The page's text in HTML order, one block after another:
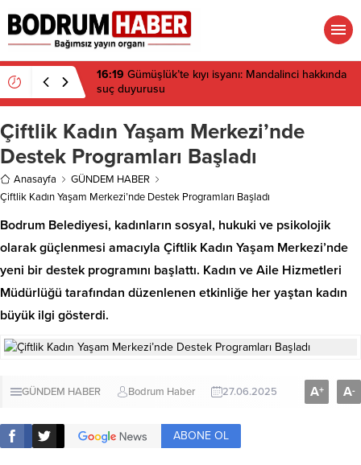
16:19 Gümüşlük’te kıyı isyanı: Mandalinci hakkında
suç duyurusu
Çiftlik Kadın Yaşam Merkezi’nde
Destek Programları Başladı
Anasayfa
GÜNDEM HABER
Çiftlik Kadın Yaşam Merkezi’nde Destek Programları Başladı
Bodrum Belediyesi, kadınların sosyal, hukuki ve psikolojik
olarak güçlenmesi amacıyla Çiftlik Kadın Yaşam Merkezi’nde
yeni bir destek programını başlattı. Kadın ve Aile Hizmetleri
Müdürlüğü tarafından düzenlenen etkinliğe her yaştan kadın
büyük ilgi gösterdi.
GÜNDEM HABER Bodrum Haber 27.06.2025 A+ A-
ABONE OL